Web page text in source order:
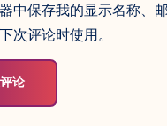
中保存我的显示名称、
次评论时使用。